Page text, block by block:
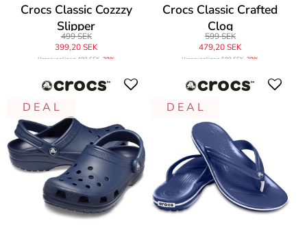
Crocs Classic Cozzzy
Slipper
499 SEK
399,20 SEK
Ursprungligen 499 SEK -20%
Crocs Classic Crafted
Clog
599 SEK
479,20 SEK
Ursprungligen599 SEK -20%
D E A L D E A L